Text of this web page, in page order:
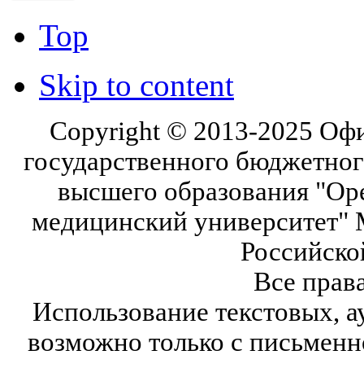
Top
Skip to content
Copyright © 2013-2025
государственного
высшего образования
медицинский университет"
Все
Использование текстовых,
возможно только с